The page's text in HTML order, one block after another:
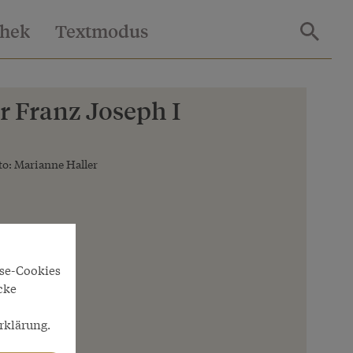
Textmodus
Franz Joseph I
Marianne Haller
Cookies